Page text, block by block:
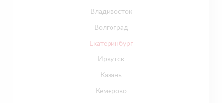
Владивосток
Волгоград
Екатеринбург
Иркутск
Казань
Кемерово